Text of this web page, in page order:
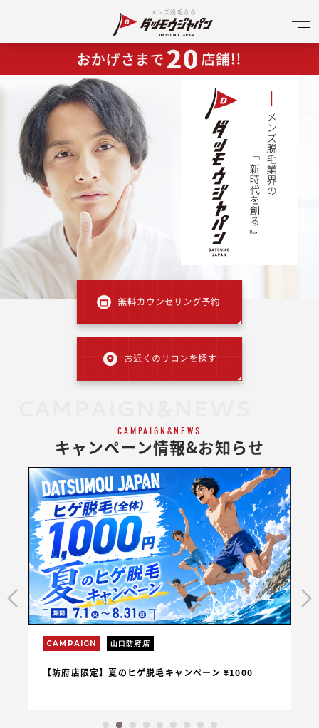
メンズ脱毛なら
CAMPAIGN&NEWS
キャンペーン情報&お知らせ
CAMPAIGN 山口防府店
【防府店限定】夏のヒゲ脱毛キャンペーン ¥1000